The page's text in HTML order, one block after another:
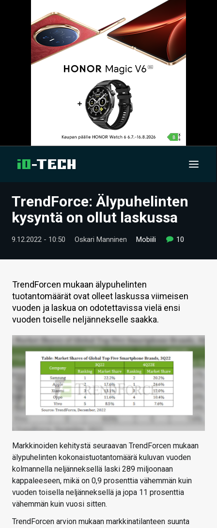
UUTISET
TIETOA
HINTA.FI
VAIHDA TEEMA
HAKU
TrendForce: Älypuhelinten
kysyntä on ollut laskussa
9.12.2022 - 10:50 Oskari Manninen Mobiili 10
TrendForcen mukaan älypuhelinten
tuotantomäärät ovat olleet laskussa viimeisen
vuoden ja laskua on odotettavissa vielä ensi
vuoden toiselle neljännekselle saakka.
Markkinoiden kehitystä seuraavan TrendForcen mukaan
älypuhelinten kokonaistuotantomäärä kuluvan vuoden
kolmannella neljänneksellä laski 289 miljoonaan
kappaleeseen, mikä on 0,9 prosenttia vähemmän kuin
vuoden toisella neljänneksellä ja jopa 11 prosenttia
vähemmän kuin vuosi sitten.
TrendForcen arvion mukaan markkinatilanteen suunta